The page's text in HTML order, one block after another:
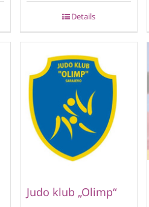
Details
Judo klub „Olimp“